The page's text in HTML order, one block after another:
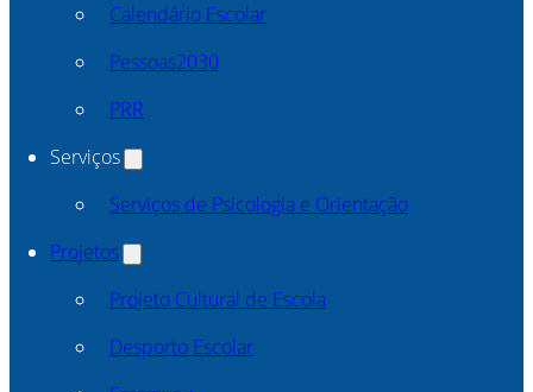
Calendário Escolar
Pessoas2030
PRR
Serviços
Serviços de Psicologia e Orientação
Projetos
Projeto Cultural de Escola
Desporto Escolar